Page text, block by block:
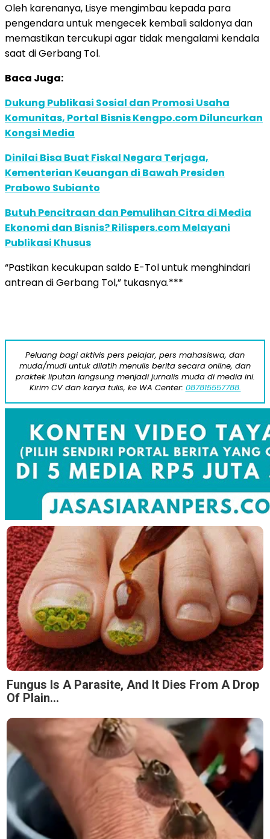
Oleh karenanya, Lisye mengimbau kepada para
pengendara untuk mengecek kembali saldonya dan
memastikan tercukupi agar tidak mengalami kendala
saat di Gerbang Tol.
Baca Juga:
Dukung Publikasi Sosial dan Promosi Usaha
Komunitas, Portal Bisnis Kengpo.com Diluncurkan
Kongsi Media
Dinilai Bisa Buat Fiskal Negara Terjaga,
Kementerian Keuangan di Bawah Presiden
Prabowo Subianto
Butuh Pencitraan dan Pemulihan Citra di Media
Ekonomi dan Bisnis? Rilispers.com Melayani
Publikasi Khusus
“Pastikan kecukupan saldo E-Tol untuk menghindari
antrean di Gerbang Tol,” tukasnya.***
Peluang bagi aktivis pers pelajar, pers mahasiswa, dan
muda/mudi untuk dilatih menulis berita secara online, dan
praktek liputan langsung menjadi jurnalis muda di media ini.
Kirim CV dan karya tulis, ke WA Center: 087815557788.
Fungus Is A Parasite, And It Dies From A Drop
Of Plain...